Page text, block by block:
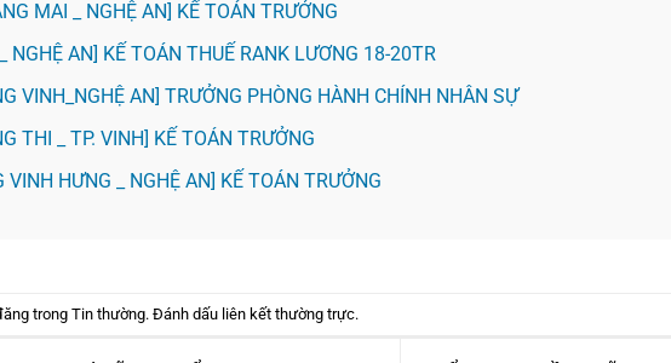
MAI _ NGHỆ AN] KẾ TOÁN TRƯỞNG
NGHỆ AN] KẾ TOÁN THUẾ RANK LƯƠNG 18-20TR
VINH_NGHỆ AN] TRƯỞNG PHÒNG HÀNH CHÍNH NHÂN SỰ
THI _ TP. VINH] KẾ TOÁN TRƯỞNG
VINH HƯNG _ NGHỆ AN] KẾ TOÁN TRƯỞNG
trong Tin thường. Đánh dấu liên kết thường trực.